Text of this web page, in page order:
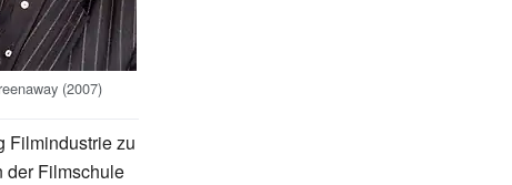
(2007)
Filmindustrie zu
der Filmschule